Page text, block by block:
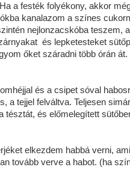
a festék folyékony, akkor
kanalazom a színes
nejlonzacskóba teszem,
és lepketesteket
őket száradni több órán
és a csipet sóval
a tejjel felváltva. Teljesen
és előmelegített
elkezdem habbá verni,
tovább verve a habot. (ha